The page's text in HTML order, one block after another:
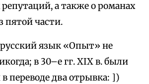
а также о романах
пятой части.
язык «Опыт» не
в 30–е гг. XIX в. были
переводе два отрывка: ])